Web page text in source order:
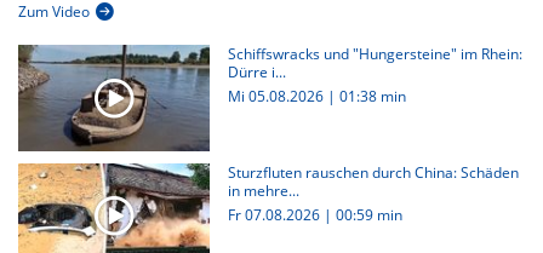
Zum Video
Schiffswracks und "Hungersteine" im Rhein:
Dürre i...
Mi 05.08.2026 | 01:38 min
Sturzfluten rauschen durch China: Schäden
in mehre...
Fr 07.08.2026 | 00:59 min